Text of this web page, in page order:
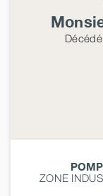
Décédé
ZONE